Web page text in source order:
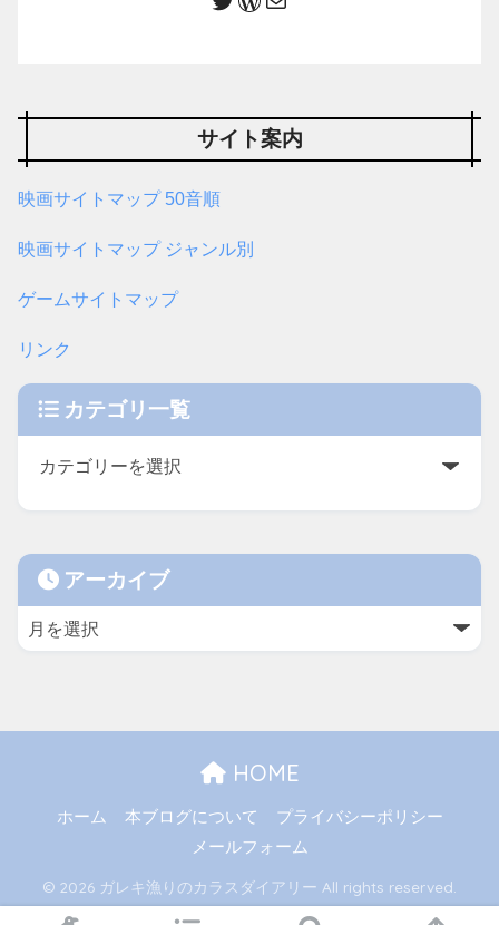
サイト案内
映画サイトマップ 50音順
映画サイトマップ ジャンル別
ゲームサイトマップ
リンク
カテゴリ一覧
アーカイブ
HOME
ホーム 本ブログについて
プライバシーポリシー
メールフォーム
© 2026 ガレキ漁りのカラスダイアリー All rights reserved.